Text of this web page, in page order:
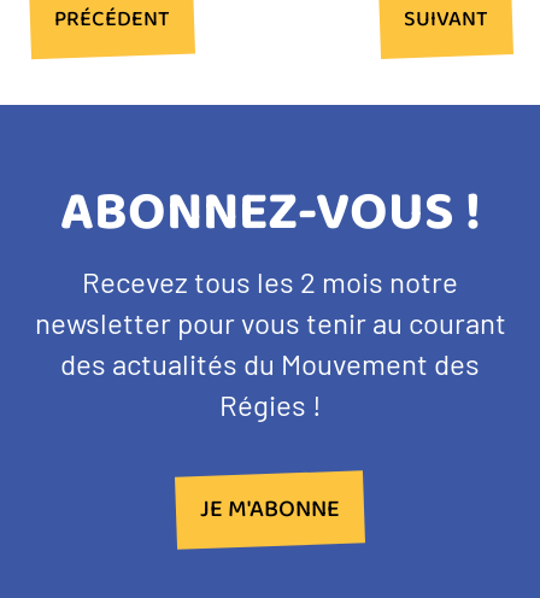
Pagination
PAGE
PRÉCÉDENT PAGE
SUIVANT
TITRE
BANDEAU
NEWSLETTER
ABONNEZ-VOUS !
Texte
d'introduction
Recevez tous les 2 mois notre
newsletter pour vous tenir au courant
des actualités du Mouvement des
Régies !
JE M'ABONNE